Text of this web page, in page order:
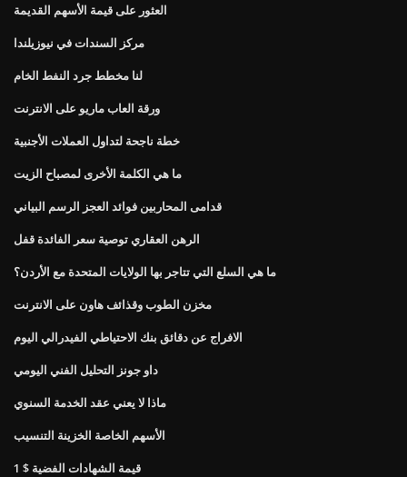
العثور على قيمة الأسهم القديمة
مركز السندات في نيوزيلندا
لنا مخطط جرد النفط الخام
ورقة العاب ماريو على الانترنت
خطة ناجحة لتداول العملات الأجنبية
ما هي الكلمة الأخرى لمصباح الزيت
قدامى المحاربين فوائد العجز الرسم البياني
الرهن العقاري توصية سعر الفائدة قفل
ما هي السلع التي تتاجر بها الولايات المتحدة مع الأردن؟
مخزن الطوب وقذائف هاون على الانترنت
الافراج عن دقائق بنك الاحتياطي الفيدرالي اليوم
داو جونز التحليل الفني اليومي
ماذا لا يعني عقد الخدمة السنوي
الأسهم الخاصة الخزينة التنسيب
قيمة الشهادات الفضية $ 1